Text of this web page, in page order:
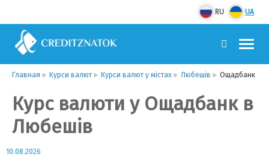
RU UA
Главная Курси валют Курси валют у містах Любешів Ощадбанк
Курс валюти у Ощадбанк в
Любешів
10.08.2026